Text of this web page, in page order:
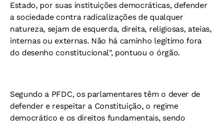
Estado, por suas instituições democráticas, defender
a sociedade contra radicalizações de qualquer
natureza, sejam de esquerda, direita, religiosas, ateias,
internas ou externas. Não há caminho legítimo fora
do desenho constitucional", pontuou o órgão.
Segundo a PFDC, os parlamentares têm o dever de
defender e respeitar a Constituição, o regime
democrático e os direitos fundamentais, sendo